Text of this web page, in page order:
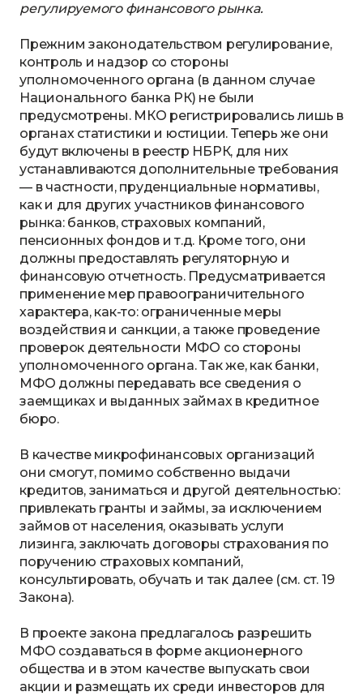
регулируемого финансового рынка.
Прежним законодательством регулирование,
контроль и надзор со стороны
уполномоченного органа (в данном случае
Национального банка РК) не были
предусмотрены. МКО регистрировались лишь в
органах статистики и юстиции. Теперь же они
будут включены в реестр НБРК, для них
устанавливаются дополнительные требования
— в частности, пруденциальные нормативы,
как и для других участников финансового
рынка: банков, страховых компаний,
пенсионных фондов и т.д. Кроме того, они
должны предоставлять регуляторную и
финансовую отчетность. Предусматривается
применение мер правоограничительного
характера, как-то: ограниченные меры
воздействия и санкции, а также проведение
проверок деятельности МФО со стороны
уполномоченного органа. Так же, как банки,
МФО должны передавать все сведения о
заемщиках и выданных займах в кредитное
бюро.
В качестве микрофинансовых организаций
они смогут, помимо собственно выдачи
кредитов, заниматься и другой деятельностью:
привлекать гранты и займы, за исключением
займов от населения, оказывать услуги
лизинга, заключать договоры страхования по
поручению страховых компаний,
консультировать, обучать и так далее (см. ст. 19
Закона).
В проекте закона предлагалось разрешить
МФО создаваться в форме акционерного
общества и в этом качестве выпускать свои
акции и размещать их среди инвесторов для